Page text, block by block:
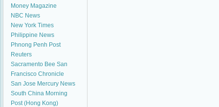
Money Magazine
NBC News
New York Times
Philippine News
Phnong Penh Post
Reuters
Sacramento Bee San
Francisco Chronicle
San Jose Mercury News
South China Morning
Post (Hong Kong)